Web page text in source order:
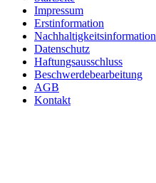
Impressum
Erstinformation
Nachhaltigkeitsinformation
Datenschutz
Haftungsausschluss
Beschwerdebearbeitung
AGB
Kontakt